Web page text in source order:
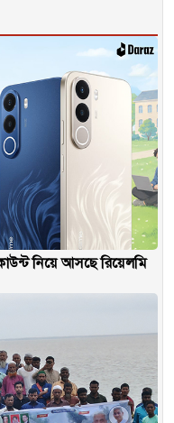
নিয়ে আসছে রিয়েলমি